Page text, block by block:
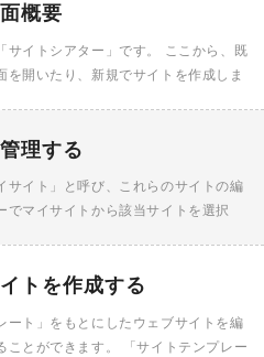
概要
サイトシアター」です。 ここから、既
開いたり、新規でサイトを作成しま
理する
サイト」と呼び、これらのサイトの編
マイサイトから該当サイトを選択
トを作成する
ート」をもとにしたウェブサイトを編
ことができます。 「サイトテンプレー